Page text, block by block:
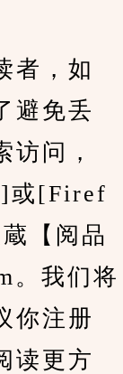
，如
避免丢
访问，
]或[Firef
【阅品
。我们将
你注册
读更方